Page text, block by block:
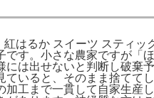
はるか スイーツ スティ
す。小さな農家ですが
は出せないと判断し破棄
いると、そのまま捨て
工まで一貫して自家生産